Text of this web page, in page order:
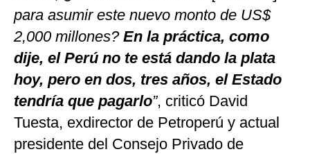
para asumir este nuevo monto de US$
2,000 millones?En la práctica, como
dije, el Perú no te está dando la plata
hoy, pero en dos, tres años, el Estado
tendría que pagarlo”, criticó David
Tuesta, exdirector de Petroperú y actual
presidente del Consejo Privado de